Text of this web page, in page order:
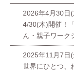
2026年4月30日(
4/30(木)開催！
ん・親子ワーク
2025年11月7日(
世界にひとつ